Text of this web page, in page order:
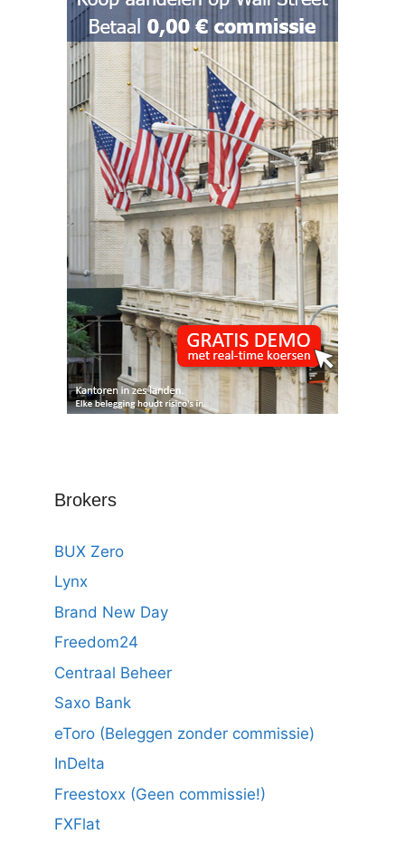
Brokers
BUX Zero
Lynx
Brand New Day
Freedom24
Centraal Beheer
Saxo Bank
eToro (Beleggen zonder commissie)
InDelta
Freestoxx (Geen commissie!)
FXFlat